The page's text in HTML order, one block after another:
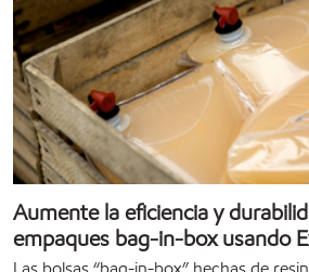
Aumente la eficiencia y
empaques bag-in-box usando